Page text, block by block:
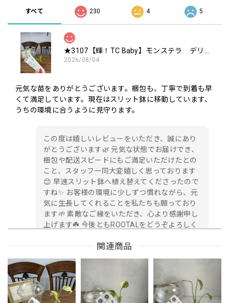
すべて 230 4 5
2026/08/04
元気な苗をありがとうございます。梱包も、丁寧で到着も早
くて満足しています。現在はスリット鉢に移動しています、
うちの環境に合うように見守ります。
この度は嬉しいレビューをいただき、誠にあり
がとうございます🌿 元気な状態でお届けでき、
梱包や配送スピードにもご満足いただけたとの
こと、スタッフ一同大変嬉しく思っております
😊 早速スリット鉢へ植え替えてくださったので
すね✨ お客様の環境に少しずつ慣れながら、元
気に生長してくれることを私たちも願っており
ます🌱 素敵なご縁をいただき、心より感謝申し
上げます☘️ 今後ともROOTALをどうぞよろしく
2026/08/03
関連商品